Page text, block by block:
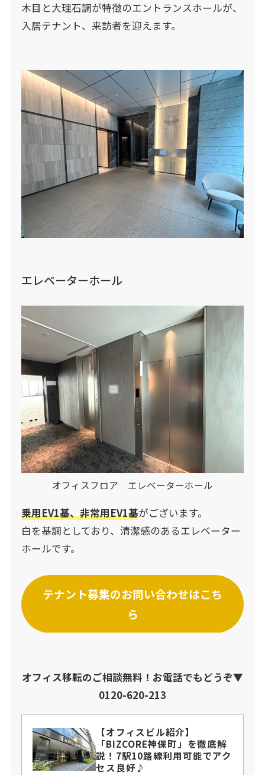
木目と大理石調が特徴のエントランスホールが、
入居テナント、来訪者を迎えます。
エレベーターホール
オフィスフロア エレベーターホール
乗用EV1基、非常用EV1基がございます。
白を基調としており、清潔感のあるエレベーター
ホールです。
テナント募集のお問い合わせはこち
ら
オフィス移転のご相談無料！お電話でもどうぞ▼
0120-620-213
【オフィスビル紹介】
「BIZCORE神保町」を徹底解
説！7駅10路線利用可能でアク
セス良好♪